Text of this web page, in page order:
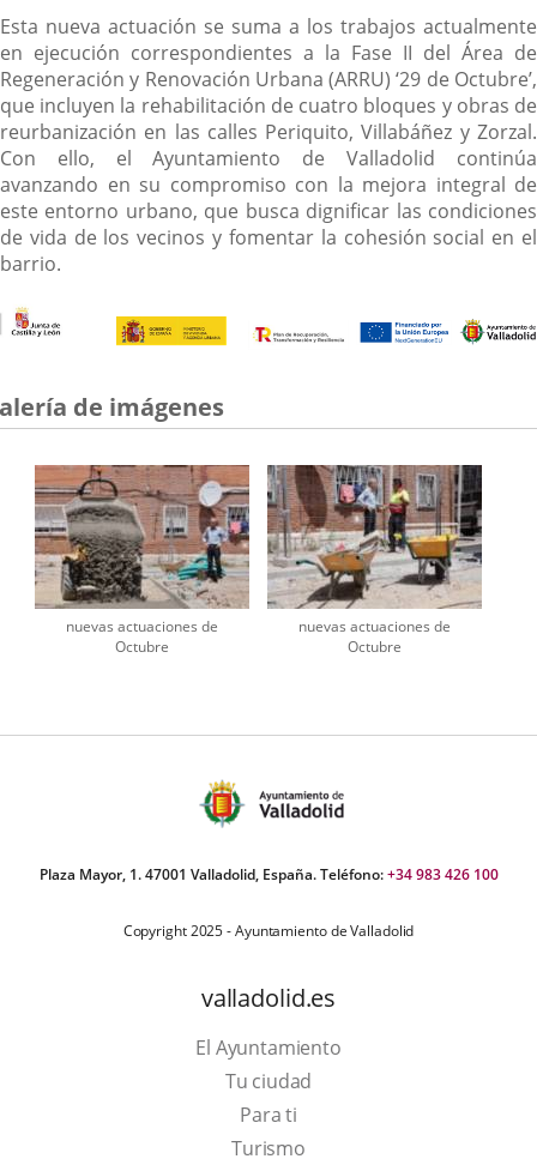
Esta nueva actuación se suma a los trabajos actualmente
en ejecución correspondientes a la Fase II del Área de
Regeneración y Renovación Urbana (ARRU) ‘29 de Octubre’,
que incluyen la rehabilitación de cuatro bloques y obras de
reurbanización en las calles Periquito, Villabáñez y Zorzal.
Con ello, el Ayuntamiento de Valladolid continúa
avanzando en su compromiso con la mejora integral de
este entorno urbano, que busca dignificar las condiciones
de vida de los vecinos y fomentar la cohesión social en el
barrio.
de imágenes
nuevas actuaciones de
Octubre
nuevas actuaciones de
Octubre
Plaza Mayor, 1. 47001 Valladolid, España. Teléfono:+34 983 426 100
Copyright 2025 - Ayuntamiento de Valladolid
valladolid.es
El Ayuntamiento
Tu ciudad
Para ti
TurismoEste